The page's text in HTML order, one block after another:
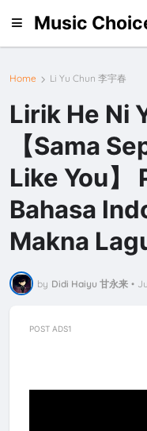
Music
Home Li Yu Chun 李宇春
Lirik He Ni
【Sama
Like You】
Bahasa
Makna
by Didi Haiyu 甘永来 •
POST ADS1